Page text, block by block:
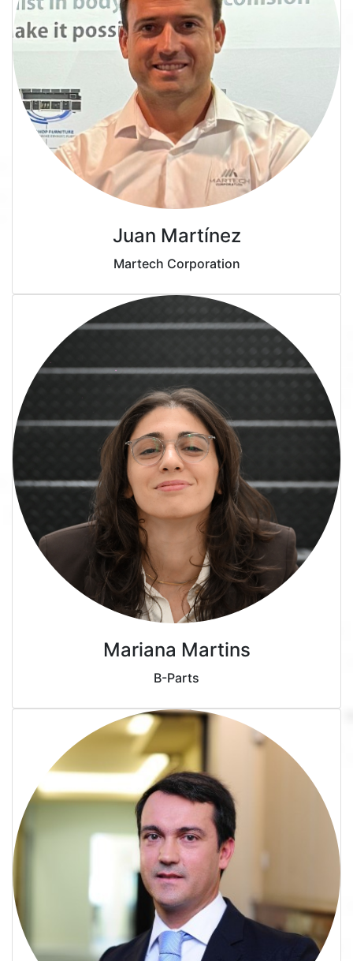
Juan Martínez
Martech Corporation
Mariana Martins
B-Parts